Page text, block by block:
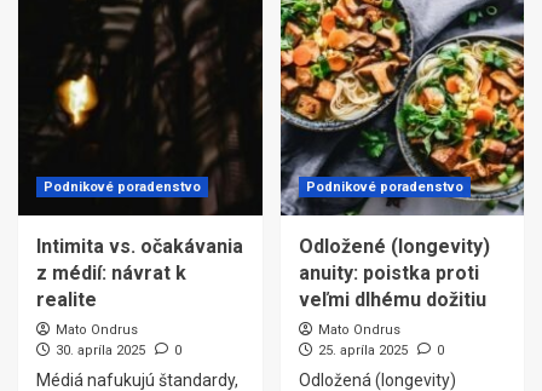
Podnikové poradenstvo
Intimita vs. očakávania
z médií: návrat k
realite
Mato Ondrus
30. apríla 2025
0
Médiá nafukujú štandardy,
Podnikové poradenstvo
Odložené (longevity)
anuity: poistka proti
veľmi dlhému dožitiu
Mato Ondrus
25. apríla 2025
0
Odložená (longevity)